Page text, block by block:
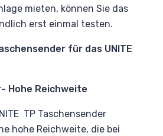
mieten, können Sie das
erst einmal testen.
für das UNITE
Hohe Reichweite
TP Taschensender
hohe Reichweite, die bei